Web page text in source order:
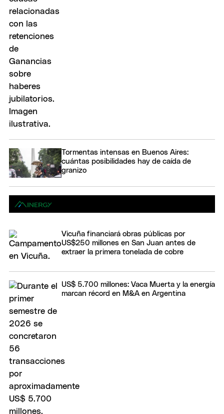
Tormentas intensas en Buenos Aires:
cuántas posibilidades hay de caída de
granizo
Vicuña financiará obras públicas por
US$250 millones en San Juan antes de
extraer la primera tonelada de cobre
US$ 5.700 millones: Vaca Muerta y la energía
marcan récord en M&A en Argentina